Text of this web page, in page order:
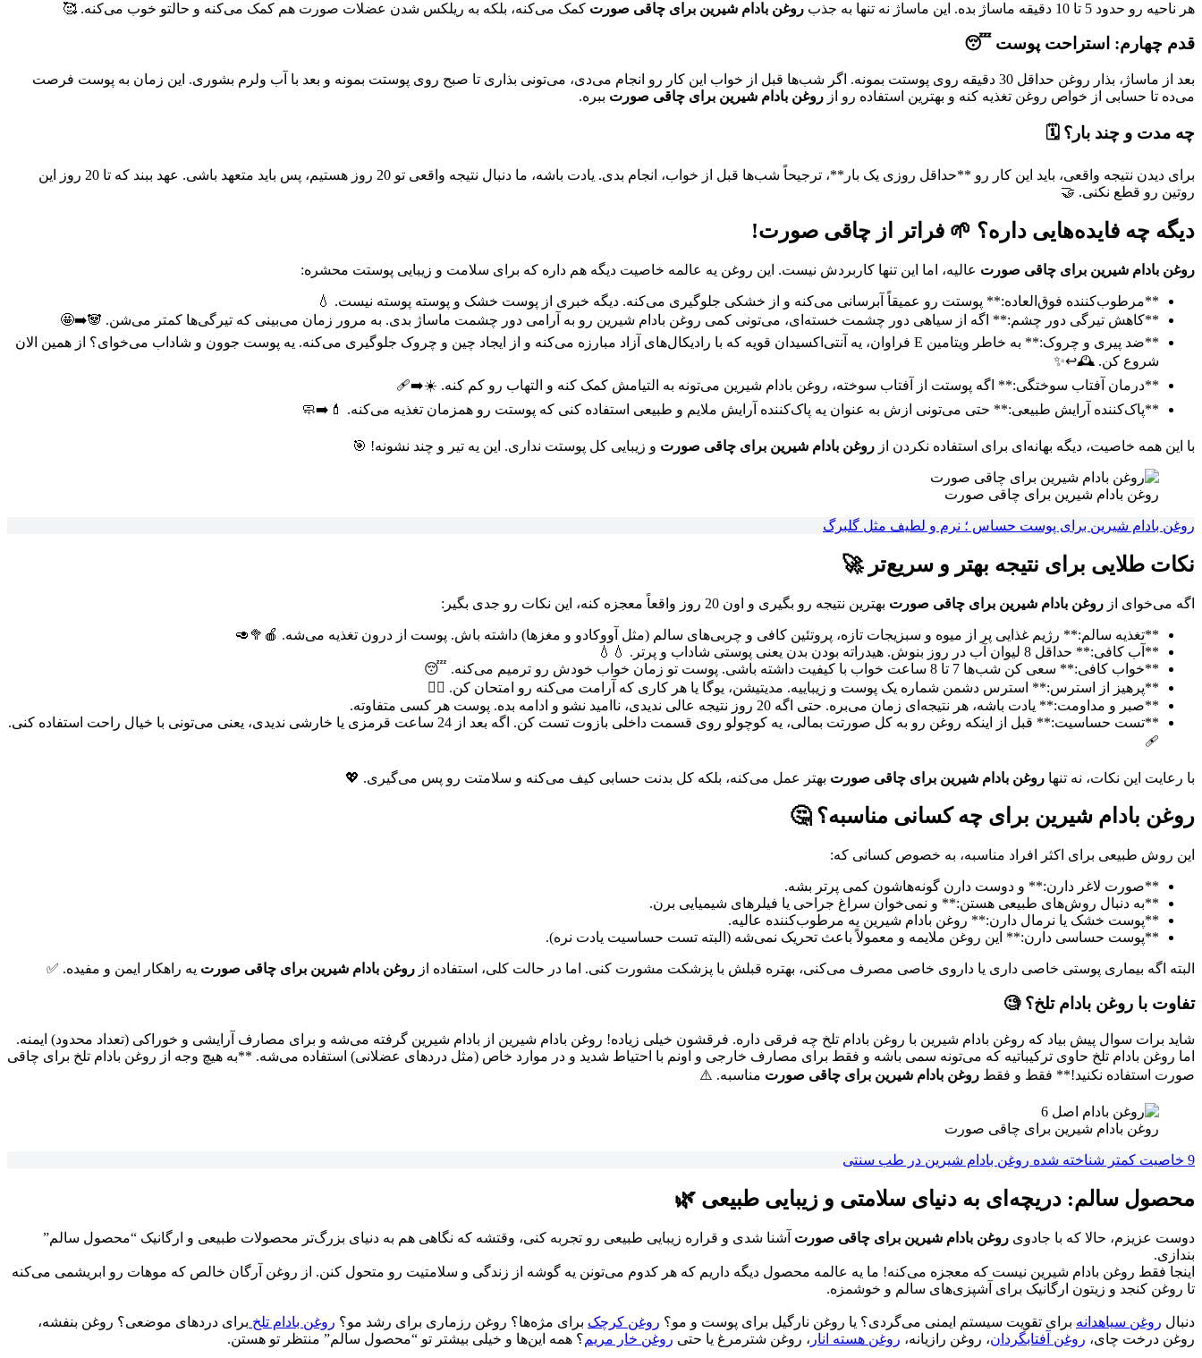
هر ناحیه رو حدود 5 تا 10 دقیقه ماساژ بده. این ماساژ نه تنها به جذب روغن بادام شیرین برای چاقی صورت کمک می‌کنه، بلکه به ریلکس شدن عضلات صورت هم کمک می‌کنه و حالتو خوب می‌کنه. 🥰
قدم چهارم: استراحت پوست 😴
بعد از ماساژ، بذار روغن حداقل 30 دقیقه روی پوستت بمونه. اگر شب‌ها قبل از خواب این کار رو انجام می‌دی، می‌تونی بذاری تا صبح روی پوستت بمونه و بعد با آب ولرم بشوری. این زمان به پوست فرصت
می‌ده تا حسابی از خواص روغن تغذیه کنه و بهترین استفاده رو از روغن بادام شیرین برای چاقی صورت ببره.
چه مدت و چند بار؟ 🗓️
برای دیدن نتیجه واقعی، باید این کار رو **حداقل روزی یک بار**، ترجیحاً شب‌ها قبل از خواب، انجام بدی. یادت باشه، ما دنبال نتیجه واقعی تو 20 روز هستیم، پس باید متعهد باشی. عهد ببند که تا 20 روز این
روتین رو قطع نکنی. 🤝
دیگه چه فایده‌هایی داره؟ 🌱 فراتر از چاقی صورت!
روغن بادام شیرین برای چاقی صورت عالیه، اما این تنها کاربردش نیست. این روغن یه عالمه خاصیت دیگه هم داره که برای سلامت و زیبایی پوستت محشره:
**مرطوب‌کننده فوق‌العاده:** پوستت رو عمیقاً آبرسانی می‌کنه و از خشکی جلوگیری می‌کنه. دیگه خبری از پوست خشک و پوسته پوسته نیست. 💧
**کاهش تیرگی دور چشم:** اگه از سیاهی دور چشمت خسته‌ای، می‌تونی کمی روغن بادام شیرین رو به آرامی دور چشمت ماساژ بدی. به مرور زمان می‌بینی که تیرگی‌ها کمتر می‌شن. 🐼➡️🤩
**ضد پیری و چروک:** به خاطر ویتامین E فراوان، یه آنتی‌اکسیدان قویه که با رادیکال‌های آزاد مبارزه می‌کنه و از ایجاد چین و چروک جلوگیری می‌کنه. یه پوست جوون و شاداب می‌خوای؟ از همین الان
شروع کن. 🕰️↩️✨
**درمان آفتاب سوختگی:** اگه پوستت از آفتاب سوخته، روغن بادام شیرین می‌تونه به التیامش کمک کنه و التهاب رو کم کنه. ☀️➡️🩹
**پاک‌کننده آرایش طبیعی:** حتی می‌تونی ازش به عنوان یه پاک‌کننده آرایش ملایم و طبیعی استفاده کنی که پوستت رو همزمان تغذیه می‌کنه. 💄➡️🧼
با این همه خاصیت، دیگه بهانه‌ای برای استفاده نکردن از روغن بادام شیرین برای چاقی صورت و زیبایی کل پوستت نداری. این یه تیر و چند نشونه! 🎯
روغن بادام شیرین برای چاقی صورت
روغن بادام شیرین برای پوست حساس ؛ نرم و لطیف مثل گلبرگ
نکات طلایی برای نتیجه بهتر و سریع‌تر 🚀
اگه می‌خوای از روغن بادام شیرین برای چاقی صورت بهترین نتیجه رو بگیری و اون 20 روز واقعاً معجزه کنه، این نکات رو جدی بگیر:
**تغذیه سالم:** رژیم غذایی پر از میوه و سبزیجات تازه، پروتئین کافی و چربی‌های سالم (مثل آووکادو و مغزها) داشته باش. پوست از درون تغذیه می‌شه. 🍎🥦🥑
**آب کافی:** حداقل 8 لیوان آب در روز بنوش. هیدراته بودن بدن یعنی پوستی شاداب و پرتر. 💧💧
**خواب کافی:** سعی کن شب‌ها 7 تا 8 ساعت خواب با کیفیت داشته باشی. پوست تو زمان خواب خودش رو ترمیم می‌کنه. 😴
**پرهیز از استرس:** استرس دشمن شماره یک پوست و زیباییه. مدیتیشن، یوگا یا هر کاری که آرامت می‌کنه رو امتحان کن. 🧘‍♀️
**صبر و مداومت:** یادت باشه، هر نتیجه‌ای زمان می‌بره. حتی اگه 20 روز نتیجه عالی ندیدی، ناامید نشو و ادامه بده. پوست هر کسی متفاوته.
**تست حساسیت:** قبل از اینکه روغن رو به کل صورتت بمالی، یه کوچولو روی قسمت داخلی بازوت تست کن. اگه بعد از 24 ساعت قرمزی یا خارشی ندیدی، یعنی می‌تونی با خیال راحت استفاده کنی.
🩹
با رعایت این نکات، نه تنها روغن بادام شیرین برای چاقی صورت بهتر عمل می‌کنه، بلکه کل بدنت حسابی کیف می‌کنه و سلامتت رو پس می‌گیری. 💖
روغن بادام شیرین برای چه کسانی مناسبه؟ 🤔
این روش طبیعی برای اکثر افراد مناسبه، به خصوص کسانی که:
**صورت لاغر دارن:** و دوست دارن گونه‌هاشون کمی پرتر بشه.
**به دنبال روش‌های طبیعی هستن:** و نمی‌خوان سراغ جراحی یا فیلرهای شیمیایی برن.
**پوست خشک یا نرمال دارن:** روغن بادام شیرین یه مرطوب‌کننده عالیه.
**پوست حساسی دارن:** این روغن ملایمه و معمولاً باعث تحریک نمی‌شه (البته تست حساسیت یادت نره).
البته اگه بیماری پوستی خاصی داری یا داروی خاصی مصرف می‌کنی، بهتره قبلش با پزشکت مشورت کنی. اما در حالت کلی، استفاده از روغن بادام شیرین برای چاقی صورت یه راهکار ایمن و مفیده. ✅
تفاوت با روغن بادام تلخ؟ 🧐
شاید برات سوال پیش بیاد که روغن بادام شیرین با روغن بادام تلخ چه فرقی داره. فرقشون خیلی زیاده! روغن بادام شیرین از بادام شیرین گرفته می‌شه و برای مصارف آرایشی و خوراکی (تعداد محدود) ایمنه.
اما روغن بادام تلخ حاوی ترکیباتیه که می‌تونه سمی باشه و فقط برای مصارف خارجی و اونم با احتیاط شدید و در موارد خاص (مثل دردهای عضلانی) استفاده می‌شه. **به هیچ وجه از روغن بادام تلخ برای چاقی
صورت استفاده نکنید!** فقط و فقط روغن بادام شیرین برای چاقی صورت مناسبه. ⚠️
روغن بادام شیرین برای چاقی صورت
9 خاصیت کمتر شناخته شده روغن بادام شیرین در طب سنتی
محصول سالم: دریچه‌ای به دنیای سلامتی و زیبایی طبیعی 🌿
دوست عزیزم، حالا که با جادوی روغن بادام شیرین برای چاقی صورت آشنا شدی و قراره زیبایی طبیعی رو تجربه کنی، وقتشه که نگاهی هم به دنیای بزرگ‌تر محصولات طبیعی و ارگانیک “محصول سالم”
بندازی.
اینجا فقط روغن بادام شیرین نیست که معجزه می‌کنه! ما یه عالمه محصول دیگه داریم که هر کدوم می‌تونن یه گوشه از زندگی و سلامتیت رو متحول کنن. از روغن آرگان خالص که موهات رو ابریشمی می‌کنه
تا روغن کنجد و زیتون ارگانیک برای آشپزی‌های سالم و خوشمزه.
دنبال روغن سیاهدانه برای تقویت سیستم ایمنی می‌گردی؟ یا روغن نارگیل برای پوست و مو؟ روغن کرچک برای مژه‌ها؟ روغن رزماری برای رشد مو؟ روغن بادام تلخ برای دردهای موضعی؟ روغن بنفشه،
روغن درخت چای، روغن آفتابگردان، روغن رازیانه، روغن هسته انار ، روغن شترمرغ یا حتی روغن خار مریم؟ همه این‌ها و خیلی بیشتر تو “محصول سالم” منتظر تو هستن.